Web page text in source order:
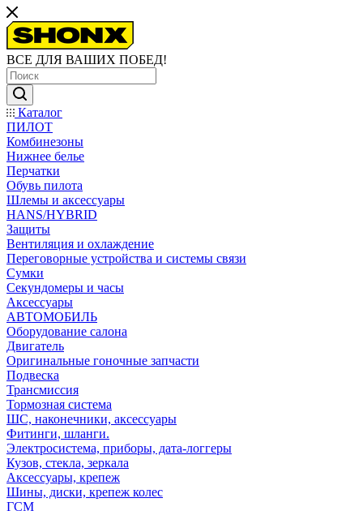
ВСЕ ДЛЯ ВАШИХ ПОБЕД!
Каталог
ПИЛОТ
Комбинезоны
Нижнее белье
Перчатки
Обувь пилота
Шлемы и аксессуары
HANS/HYBRID
Защиты
Вентиляция и охлаждение
Переговорные устройства и системы связи
Сумки
Секундомеры и часы
Аксессуары
АВТОМОБИЛЬ
Оборудование салона
Двигатель
Оригинальные гоночные запчасти
Подвеска
Трансмиссия
Тормозная система
ШС, наконечники, аксессуары
Фитинги, шланги.
Электросистема, приборы, дата-логгеры
Кузов, стекла, зеркала
Аксессуары, крепеж
Шины, диски, крепеж колес
ГСМ